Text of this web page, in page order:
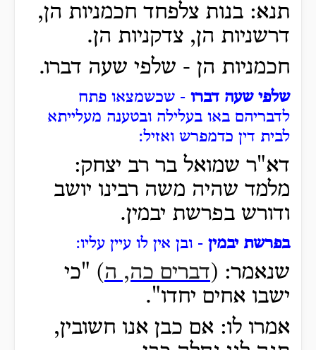
תנא: בנות צלפחד חכמניות הן,
דרשניות הן, צדקניות הן.
חכמניות הן - שלפי שעה דברו.
שלפי שעה דברו - שכשמצאו פתח
לדבריהם באו בעלילה ובטענה מעלייתא
לבית דין כדמפרש ואזיל:
דא"ר שמואל בר רב יצחק:
מלמד שהיה משה רבינו יושב
ודורש בפרשת יבמין.
בפרשת יבמין - ובן אין לו עיין עליו:
שנאמר: (דברים כה, ה) "כי
ישבו אחים יחדו".
אמרו לו: אם כבן אנו חשובין,